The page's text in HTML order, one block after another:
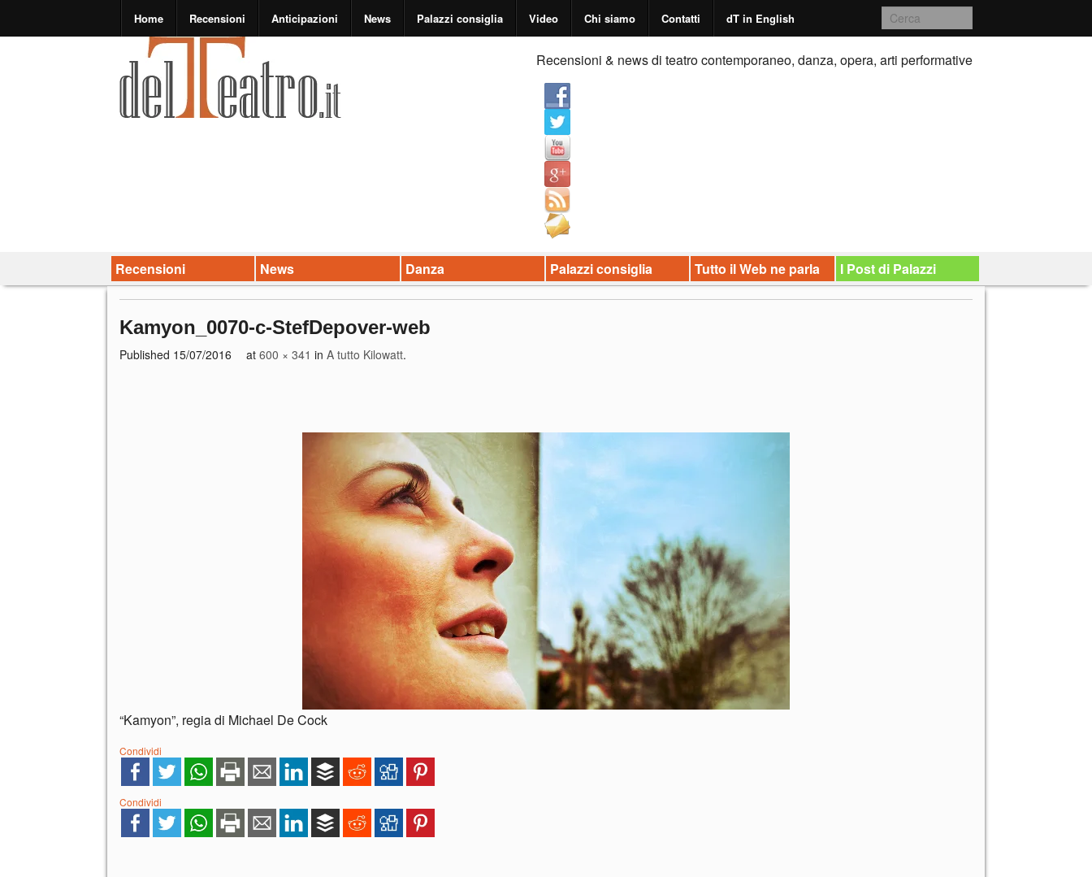
Home Recensioni Anticipazioni News Palazzi consiglia Video Chi siamo Contatti dT in English
Recensioni & news di teatro contemporaneo, danza, opera, arti performative
Recensioni News Danza Palazzi consiglia Tutto il Web ne parla I Post di Palazzi
Kamyon_0070-c-StefDepover-web
Published 15/07/2016 at 600 × 341 in A tutto Kilowatt.
“Kamyon”, regia di Michael De Cock
Condividi
Condividi